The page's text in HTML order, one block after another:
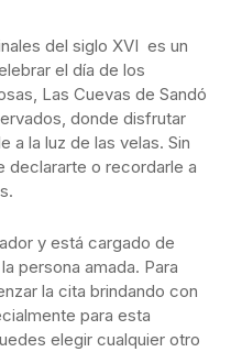
del siglo XVI es un
el día de los
Las Cuevas de Sandó
donde disfrutar
a la luz de las velas. Sin
declararte o recordarle a
y está cargado de
persona amada. Para
la cita brindando con
para esta
elegir cualquier otro